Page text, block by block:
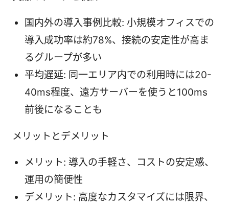
国内外の導入事例比較: 小規模オフィスでの
導入成功率は約78%、接続の安定性が高ま
るグループが多い
平均遅延: 同一エリア内での利用時には20-
40ms程度、遠方サーバーを使うと100ms
前後になることも
メリットとデメリット
メリット: 導入の手軽さ、コストの安定感、
運用の簡便性
デメリット: 高度なカスタマイズには限界、